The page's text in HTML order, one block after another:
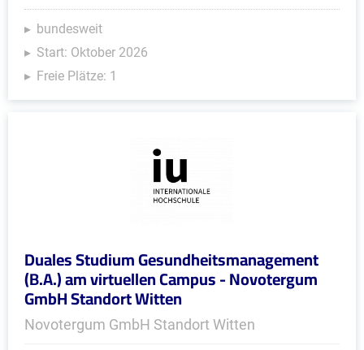
bundesweit
Start: Oktober 2026
Freie Plätze: 1
Duales Studium Gesundheitsmanagement
(B.A.) am virtuellen Campus - Novotergum
GmbH Standort Witten
Novotergum GmbH Standort Witten